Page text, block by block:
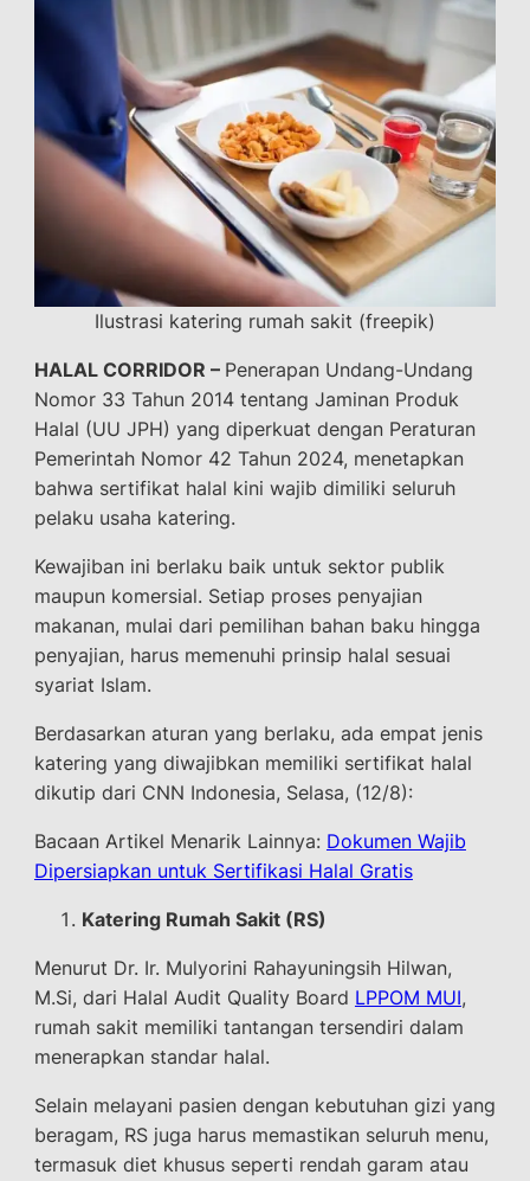
Ilustrasi katering rumah sakit (freepik)
HALAL CORRIDOR – Penerapan Undang-Undang
Nomor 33 Tahun 2014 tentang Jaminan Produk
Halal (UU JPH) yang diperkuat dengan Peraturan
Pemerintah Nomor 42 Tahun 2024, menetapkan
bahwa sertifikat halal kini wajib dimiliki seluruh
pelaku usaha katering.
Kewajiban ini berlaku baik untuk sektor publik
maupun komersial. Setiap proses penyajian
makanan, mulai dari pemilihan bahan baku hingga
penyajian, harus memenuhi prinsip halal sesuai
syariat Islam.
Berdasarkan aturan yang berlaku, ada empat jenis
katering yang diwajibkan memiliki sertifikat halal
dikutip dari CNN Indonesia, Selasa, (12/8):
Bacaan Artikel Menarik Lainnya: Dokumen Wajib
Dipersiapkan untuk Sertifikasi Halal Gratis
Katering Rumah Sakit (RS)
Menurut Dr. Ir. Mulyorini Rahayuningsih Hilwan,
M.Si, dari Halal Audit Quality Board LPPOM MUI,
rumah sakit memiliki tantangan tersendiri dalam
menerapkan standar halal.
Selain melayani pasien dengan kebutuhan gizi yang
beragam, RS juga harus memastikan seluruh menu,
termasuk diet khusus seperti rendah garam atau